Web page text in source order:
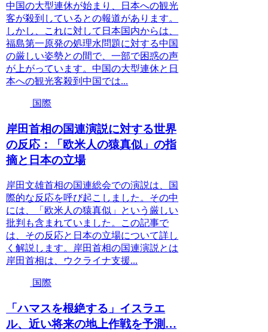
中国の大型連休が始まり、日本への観光
客が殺到しているとの報道があります。
しかし、これに対して日本国内からは、
福島第一原発の処理水問題に対する中国
の厳しい姿勢との間で、一部で困惑の声
が上がっています。中国の大型連休と日
本への観光客殺到中国では...
国際
岸田首相の国連演説に対する世界
の反応：「欧米人の猿真似」の指
摘と日本の立場
岸田文雄首相の国連総会での演説は、国
際的な反応を呼び起こしました。その中
には、「欧米人の猿真似」という厳しい
批判も含まれていました。この記事で
は、その反応と日本の立場について詳し
く解説します。岸田首相の国連演説とは
岸田首相は、ウクライナ支援...
国際
「ハマスを根絶する」イスラエ
ル、近い将来の地上作戦を予測…